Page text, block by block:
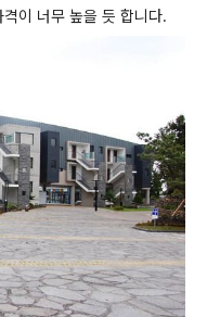
이 너무 높을 듯 합니다.